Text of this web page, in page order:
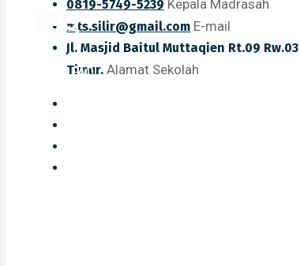
0819-5749-5239 Kepala Madrasah
mts.silir@gmail.com E-mail
Jl. Masjid Baitul Muttaqien Rt.09
Timur. Alamat Sekolah
FAQ
Home FAQ